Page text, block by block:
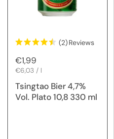
(2)Reviews
Regulärer Preis
€1,99
Stückpreis
€6,03 / l
Tsingtao Bier 4,7%
Vol. Plato 10,8 330 ml